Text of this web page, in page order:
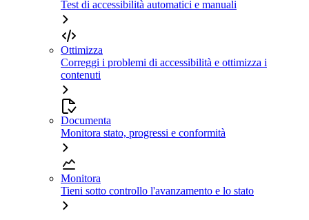
Test di accessibilità automatici e manuali
Ottimizza
Correggi i problemi di accessibilità e ottimizza i
contenuti
Documenta
Monitora stato, progressi e conformità
Monitora
Tieni sotto controllo l'avanzamento e lo stato